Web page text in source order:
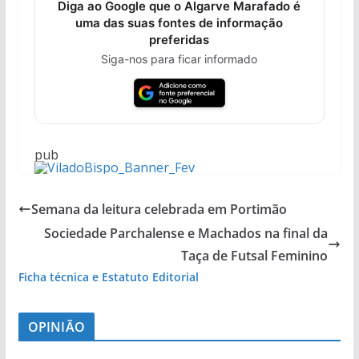
Diga ao Google que o Algarve Marafado é
uma das suas fontes de informação
preferidas
Siga-nos para ficar informado
pub
Semana da leitura celebrada em Portimão
Sociedade Parchalense e Machados na final da
Taça de Futsal Feminino
Ficha técnica e Estatuto Editorial
OPINIÃO